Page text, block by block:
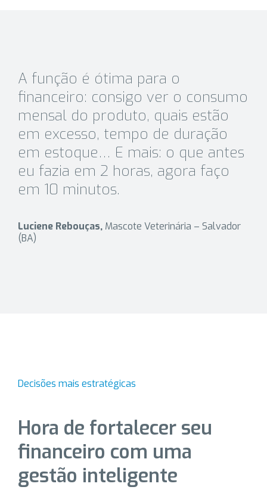
A função é ótima para o
financeiro: consigo ver o consumo
mensal do produto, quais estão
em excesso, tempo de duração
em estoque… E mais: o que antes
eu fazia em 2 horas, agora faço
em 10 minutos.
Luciene Rebouças, Mascote Veterinária – Salvador
(BA)
Decisões mais estratégicas
Hora de fortalecer seu
financeiro com uma
gestão inteligente